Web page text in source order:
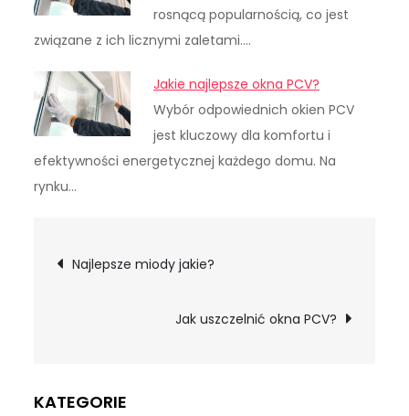
rosnącą popularnością, co jest
związane z ich licznymi zaletami.…
Jakie najlepsze okna PCV?
Wybór odpowiednich okien PCV
jest kluczowy dla komfortu i
efektywności energetycznej każdego domu. Na
rynku…
Nawigacja
Najlepsze miody jakie?
Jak uszczelnić okna PCV?
KATEGORIE